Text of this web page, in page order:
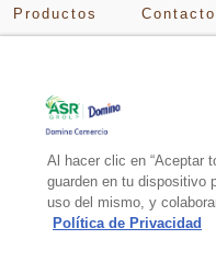
Productos Contacto
Al hacer clic en “Aceptar
guarden en tu dispositivo
uso del mismo, y
Política de Privacidad